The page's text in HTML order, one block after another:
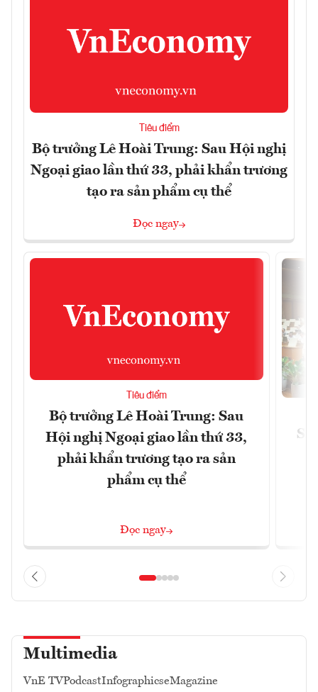
Tiêu điểm
Bộ trưởng Lê Hoài Trung: Sau Hội nghị
Ngoại giao lần thứ 33, phải khẩn trương
tạo ra sản phẩm cụ thể
Đọc ngay
Tiêu điểm
Bộ trưởng Lê Hoài Trung: Sau
Hội nghị Ngoại giao lần thứ 33,
phải khẩn trương tạo ra sản
phẩm cụ thể
Đọc ngay
Multimedia
VnE TVPodcastInfographicseMagazine